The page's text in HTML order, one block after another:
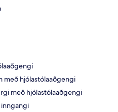
með hjólastólaaðgengi
með hjólastólaaðgengi
inngangi